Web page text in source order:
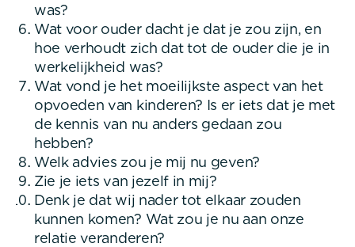
was?
Wat voor ouder dacht je dat je zou zijn, en
hoe verhoudt zich dat tot de ouder die je in
werkelijkheid was?
Wat vond je het moeilijkste aspect van het
opvoeden van kinderen? Is er iets dat je met
de kennis van nu anders gedaan zou
hebben?
Welk advies zou je mij nu geven?
Zie je iets van jezelf in mij?
Denk je dat wij nader tot elkaar zouden
kunnen komen? Wat zou je nu aan onze
relatie veranderen?